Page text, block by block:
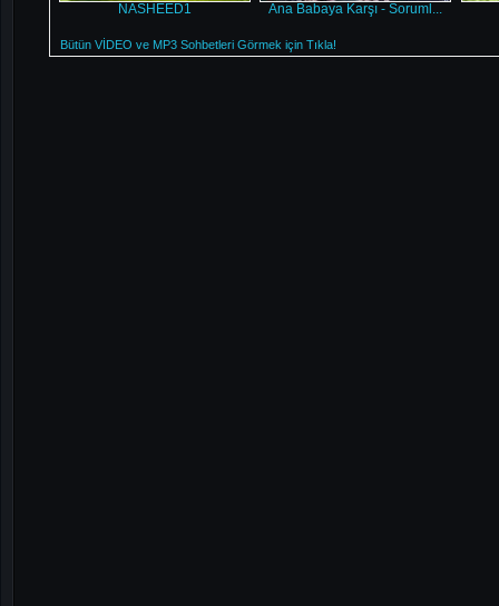
NASHEED1 Ana Babaya Karşı - Soruml...
Bütün VİDEO ve MP3 Sohbetleri Görmek için Tıkla!